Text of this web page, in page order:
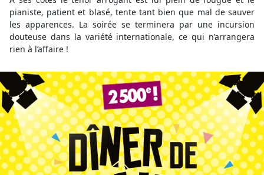
pianiste, patient et blasé, tente tant bien que mal de sauver
les apparences. La soirée se terminera par une incursion
douteuse dans la variété internationale, ce qui n’arrangera
rien à l’affaire !